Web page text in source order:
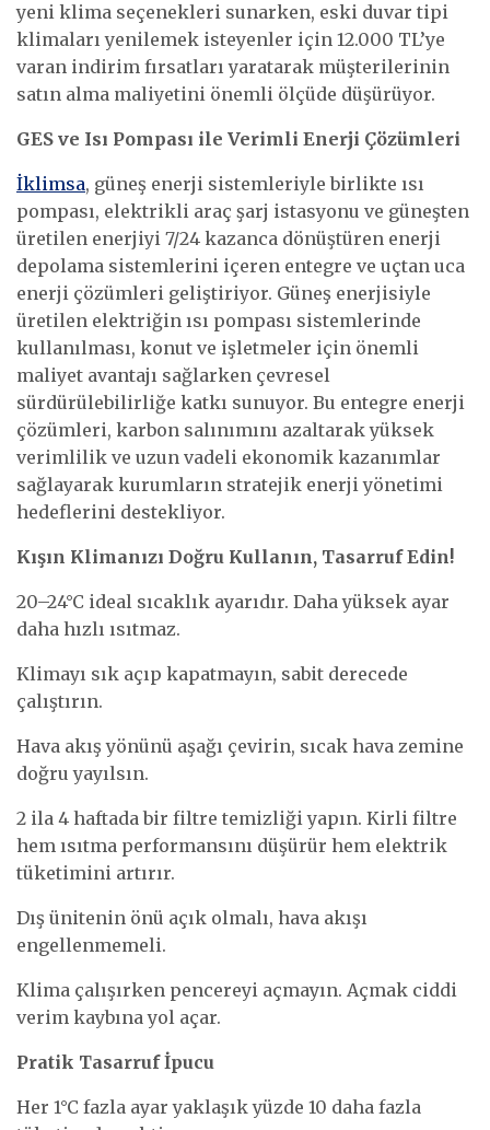
yeni klima seçenekleri sunarken, eski duvar tipi
klimaları yenilemek isteyenler için 12.000 TL’ye
varan indirim fırsatları yaratarak müşterilerinin
satın alma maliyetini önemli ölçüde düşürüyor.
GES ve Isı Pompası ile Verimli Enerji Çözümleri
İklimsa, güneş enerji sistemleriyle birlikte ısı
pompası, elektrikli araç şarj istasyonu ve güneşten
üretilen enerjiyi 7/24 kazanca dönüştüren enerji
depolama sistemlerini içeren entegre ve uçtan uca
enerji çözümleri geliştiriyor. Güneş enerjisiyle
üretilen elektriğin ısı pompası sistemlerinde
kullanılması, konut ve işletmeler için önemli
maliyet avantajı sağlarken çevresel
sürdürülebilirliğe katkı sunuyor. Bu entegre enerji
çözümleri, karbon salınımını azaltarak yüksek
verimlilik ve uzun vadeli ekonomik kazanımlar
sağlayarak kurumların stratejik enerji yönetimi
hedeflerini destekliyor.
Kışın Klimanızı Doğru Kullanın, Tasarruf Edin!
20–24°C ideal sıcaklık ayarıdır. Daha yüksek ayar
daha hızlı ısıtmaz.
Klimayı sık açıp kapatmayın, sabit derecede
çalıştırın.
Hava akış yönünü aşağı çevirin, sıcak hava zemine
doğru yayılsın.
2 ila 4 haftada bir filtre temizliği yapın. Kirli filtre
hem ısıtma performansını düşürür hem elektrik
tüketimini artırır.
Dış ünitenin önü açık olmalı, hava akışı
engellenmemeli.
Klima çalışırken pencereyi açmayın. Açmak ciddi
verim kaybına yol açar.
Pratik Tasarruf İpucu
Her 1°C fazla ayar yaklaşık yüzde 10 daha fazla